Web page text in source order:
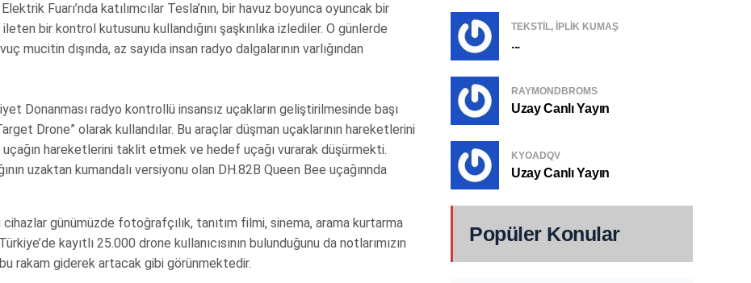
Fuarı’nda katılımcılar Tesla’nın, bir havuz boyunca oyuncak bir
bir kontrol kutusunu kullandığını şaşkınlıka izlediler. O günlerde
mucitin dışında, az sayıda insan radyo dalgalarının varlığından
Donanması radyo kontrollü insansız uçakların geliştirilmesinde başı
Drone” olarak kullandılar. Bu araçlar düşman uçaklarının hareketlerini
hareketlerini taklit etmek ve hedef uçağı vurarak düşürmekti.
uzaktan kumandalı versiyonu olan DH.82B Queen Bee uçağınnda
günümüzde fotoğrafçılık, tanıtım filmi, sinema, arama kurtarma
kayıtlı 25.000 drone kullanıcısının bulunduğunu da notlarımızın
rakam giderek artacak gibi görünmektedir.
TEKSTIL, IPLIK KUMAŞ
...
RAYMONDBROMS
Uzay Canlı Yayın
KYOADQV
Uzay Canlı Yayın
Popüler Konular